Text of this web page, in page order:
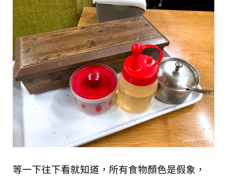
等一下往下看就知道，所有食物顏色是假象，